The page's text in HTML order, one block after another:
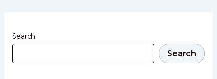
Search
Search